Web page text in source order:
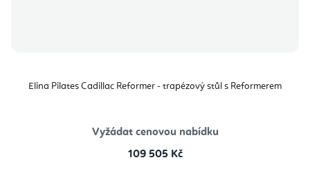
Elina Pilates Cadillac Reformer - trapézový stůl s Reformerem
Vyžádat cenovou nabídku
109 505 Kč